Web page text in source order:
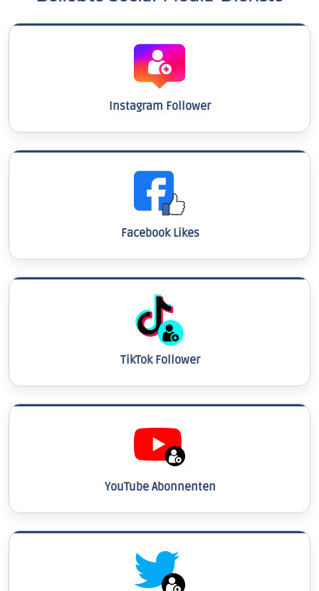
Instagram Follower
Facebook Likes
TikTok Follower
YouTube Abonnenten